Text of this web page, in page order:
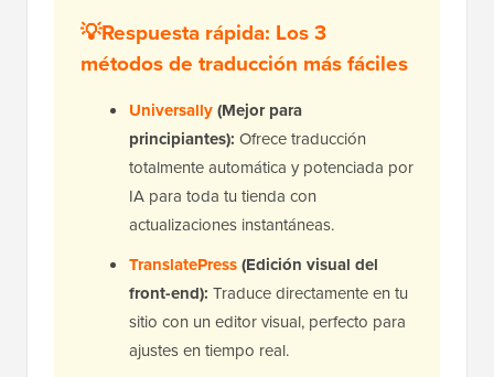
💡Respuesta rápida: Los 3
métodos de traducción más fáciles
Universally(Mejor para
principiantes): Ofrece traducción
totalmente automática y potenciada por
IA para toda tu tienda con
actualizaciones instantáneas.
TranslatePress(Edición visual del
front-end): Traduce directamente en tu
sitio con un editor visual, perfecto para
ajustes en tiempo real.